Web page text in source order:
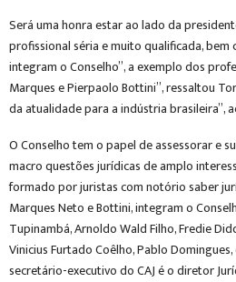
Será uma honra estar ao lado da
profissional séria e muito qualificada,
integram o Conselho”, a exemplo dos
Marques e Pierpaolo Bottini”, ressaltou
da atualidade para a indústria brasileira”,
O Conselho tem o papel de assessorar e
macro questões jurídicas de amplo
formado por juristas com notório saber
Marques Neto e Bottini, integram o
Tupinambá, Arnoldo Wald Filho, Fredie
Vinicius Furtado Coêlho, Pablo
secretário-executivo do CAJ é o diretor